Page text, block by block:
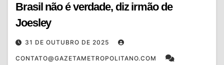
Brasil não é verdade, diz irmão de
Joesley
31 DE OUTUBRO DE 2025
CONTATO@GAZETAMETROPOLITANO.COM